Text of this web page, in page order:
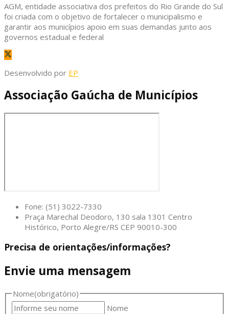
AGM, entidade associativa dos prefeitos do Rio Grande do Sul
foi criada com o objetivo de fortalecer o municipalismo e
garantir aos municípios apoio em suas demandas junto aos
governos estadual e federal
Desenvolvido por EP
Associação Gaúcha de Municípios
Fone: (51) 3022-7330
Praça Marechal Deodoro, 130 sala 1301 Centro
Histórico, Porto Alegre/RS CEP 90010-300
Precisa de orientações/informações?
Envie uma mensagem
Nome(obrigatório)
Nome